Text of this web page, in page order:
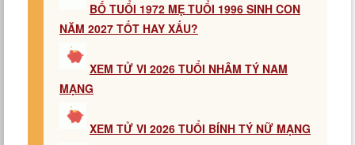
BỐ TUỔI 1972 MẸ TUỔI 1996 SINH CON
NĂM 2027 TỐT HAY XẤU?
XEM TỬ VI 2026 TUỔI NHÂM TÝ NAM
MẠNG
XEM TỬ VI 2026 TUỔI BÍNH TÝ NỮ MẠNG